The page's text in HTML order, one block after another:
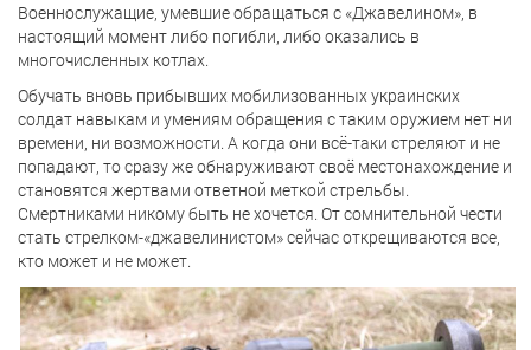
Военнослужащие, умевшие обращаться с «Джавелином», в
настоящий момент либо погибли, либо оказались в
многочисленных котлах.
Обучать вновь прибывших мобилизованных украинских
солдат навыкам и умениям обращения с таким оружием нет ни
времени, ни возможности. А когда они всё-таки стреляют и не
попадают, то сразу же обнаруживают своё местонахождение и
становятся жертвами ответной меткой стрельбы.
Смертниками никому быть не хочется. От сомнительной чести
стать стрелком-«джавелинистом» сейчас открещиваются все,
кто может и не может.